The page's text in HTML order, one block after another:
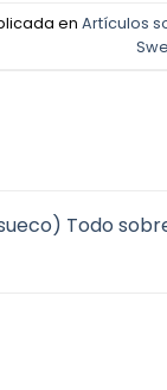
en Artículos
Todo